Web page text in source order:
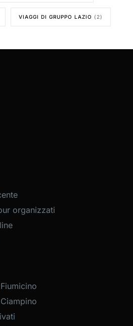
VIAGGI DI GRUPPO LAZIO (2)
organizzati